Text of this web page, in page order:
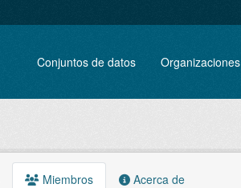
Conjuntos de datos Organizaciones
Miembros Acerca de